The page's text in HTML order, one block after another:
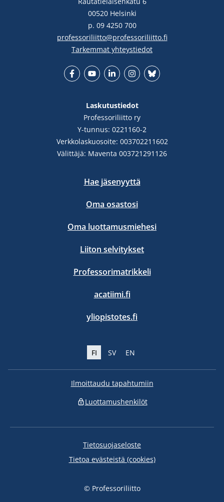
00520 Helsinki
p. 09 4250 700
professoriliitto@professoriliitto.fi
Tarkemmat yhteystiedot
Laskutustiedot
Professoriliitto ry
Y-tunnus: 0221160-2
Verkkolaskuosoite: 003702211602
Välittäjä: Maventa 003721291126
Hae jäsenyyttä
Oma osastosi
Oma luottamusmiehesi
Liiton selvitykset
Professorimatrikkeli
acatiimi.fi
yliopistotes.fi
FI SV EN
Ilmoittaudu tapahtumiin
Luottamushenkilöt
© Professoriliitto
Tietosuojaseloste
Tietoa evästeistä (cookies)